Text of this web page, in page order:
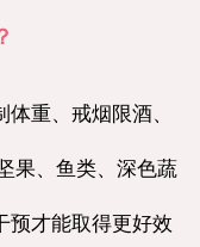
重、戒烟限酒、
果、鱼类、深色蔬
预才能取得更好效